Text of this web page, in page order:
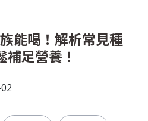
能喝！解析常見種
足營養！